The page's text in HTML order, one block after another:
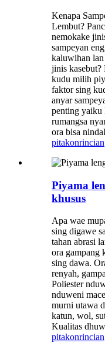
Kenapa
Lembut?
nemokake
sampeyan
kaluwihan lan
jinis kasebut?
kudu milih
faktor sing
anyar
penting yaiku
rumangsa
ora bisa
pitakonrincian
Piyama
khusus
Apa wae
sing digawe
tahan abrasi
ora gampang
sing dawa.
renyah,
Poliester
nduweni
murni utawa
katun, wol,
Kualitas
pitakonrincian